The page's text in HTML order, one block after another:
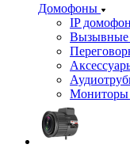
Домофоны
IP
Вызывные
Мониторы